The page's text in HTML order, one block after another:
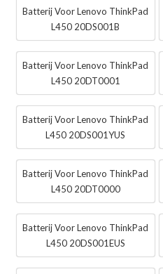
Batterij Voor Lenovo ThinkPad
L450 20DS001B
Batterij Voor Lenovo ThinkPad
L450 20DT0001
Batterij Voor Lenovo ThinkPad
L450 20DS001YUS
Batterij Voor Lenovo ThinkPad
L450 20DT0000
Batterij Voor Lenovo ThinkPad
L450 20DS001EUS